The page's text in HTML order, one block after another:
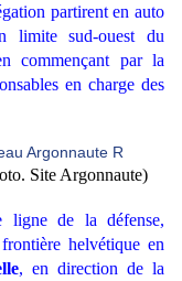
partirent en auto
limite sud-ouest du
commençant par la
en charge des
Site Argonnaute)
ligne de la défense,
helvétique en
, en direction de la